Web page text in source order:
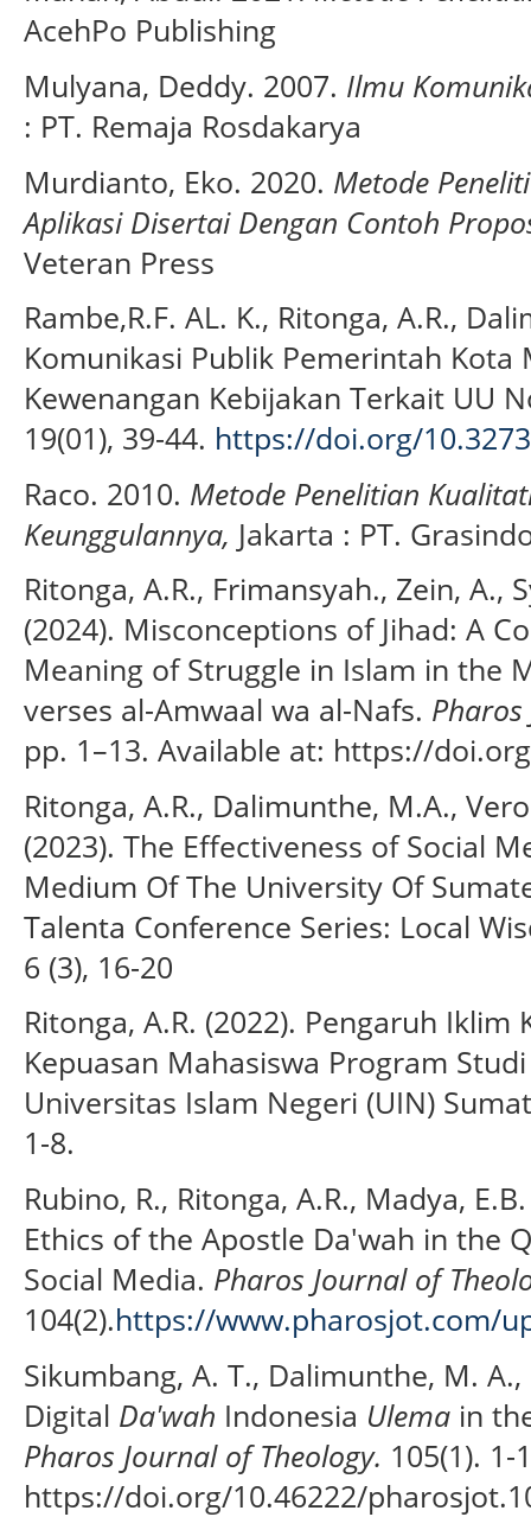
AcehPo Publishing
Mulyana, Deddy. 2007. Ilmu
: PT. Remaja Rosdakarya
Murdianto, Eko. 2020. Metode
Aplikasi Disertai Dengan Contoh
Veteran Press
Rambe,R.F. AL. K., Ritonga, A.R.,
Komunikasi Publik Pemerintah Kota
Kewenangan Kebijakan Terkait UU
19(01), 39-44. https://doi.org/
Raco. 2010. Metode Penelitian
Keunggulannya, Jakarta : PT.
Ritonga, A.R., Frimansyah., Zein, A.,
(2024). Misconceptions of Jihad: A
Meaning of Struggle in Islam in the
verses al-Amwaal wa al-Nafs.
pp. 1–13. Available at: https://
Ritonga, A.R., Dalimunthe, M.A.,
(2023). The Effectiveness of Social
Medium Of The University Of
Talenta Conference Series: Local
6 (3), 16-20
Ritonga, A.R. (2022). Pengaruh
Kepuasan Mahasiswa Program
Universitas Islam Negeri (UIN)
1-8.
Rubino, R., Ritonga, A.R., Madya,
Ethics of the Apostle Da'wah in the
Social Media. Pharos Journal of
104(2).https://www.pharosjot.com/
Sikumbang, A. T., Dalimunthe, M.
Digital Da'wah Indonesia Ulema in
Pharos Journal of Theology. 105(1). 1-
https://doi.org/10.46222/